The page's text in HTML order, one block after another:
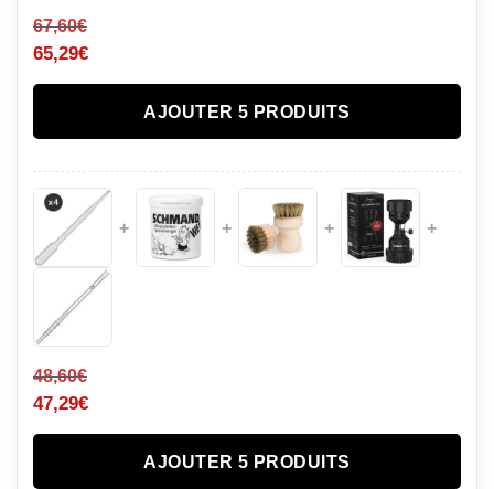
67,60€
65,29€
AJOUTER 5 PRODUITS
+ + + +
48,60€
47,29€
AJOUTER 5 PRODUITS